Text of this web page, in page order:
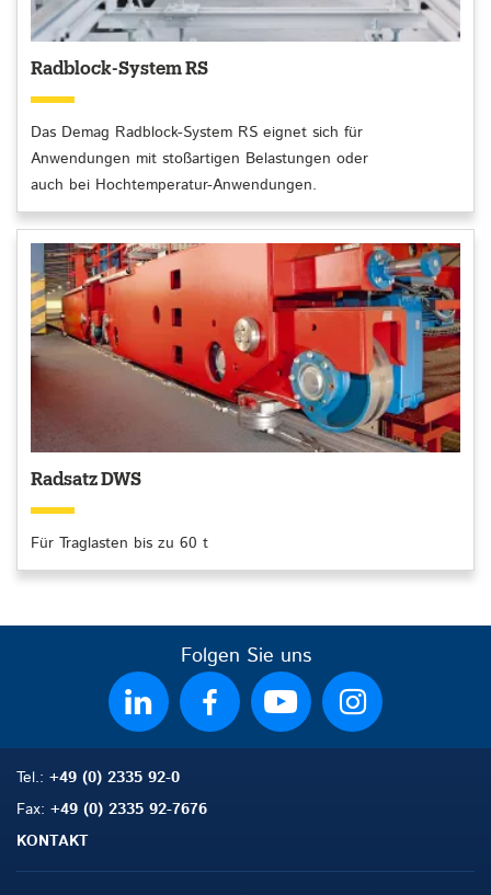
Radblock-System RS
Das Demag Radblock-System RS eignet sich für
Anwendungen mit stoßartigen Belastungen oder
auch bei Hochtemperatur-Anwendungen.
Radsatz DWS
Für Traglasten bis zu 60 t
Folgen Sie uns
Tel.: +49 (0) 2335 92-0
Fax: +49 (0) 2335 92-7676
KONTAKT